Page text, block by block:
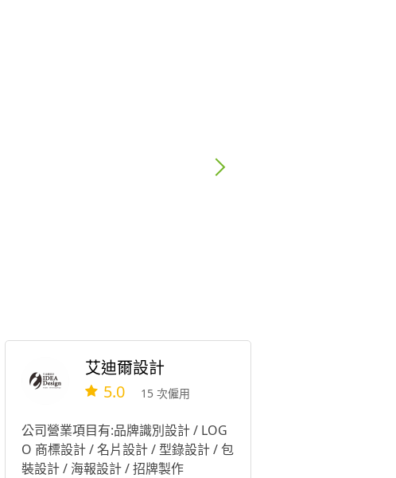
艾迪爾設計
5.0 15 次僱用
公司營業項目有:品牌識別設計 / LOG
O 商標設計 / 名片設計 / 型錄設計 / 包
裝設計 / 海報設計 / 招牌製作